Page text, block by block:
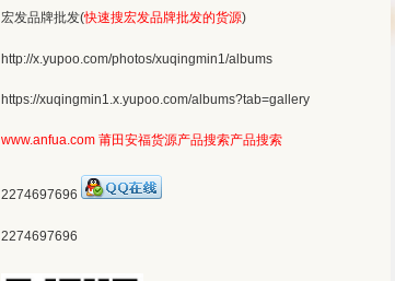
宏发品牌批发(快速搜宏发品牌批发的货源)
http://x.yupoo.com/photos/xuqingmin1/albums
https://xuqingmin1.x.yupoo.com/albums?tab=gallery
www.anfua.com 莆田安福货源产品搜索产品搜索
2274697696
2274697696